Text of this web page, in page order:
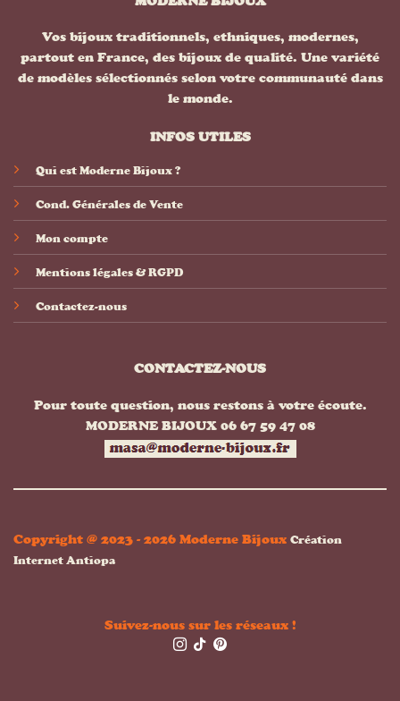
Vos bijoux traditionnels, ethniques, modernes,
partout en France, des bijoux de qualité. Une variété
de modèles sélectionnés selon votre communauté dans
le monde.
INFOS UTILES
Qui est Moderne Bijoux ?
Cond. Générales de Vente
Mon compte
Mentions légales & RGPD
Contactez-nous
CONTACTEZ-NOUS
Pour toute question, nous restons à votre écoute.
MODERNE BIJOUX 06 67 59 47 08
Copyright @ 2023 - 2026 Moderne Bijoux Création
Internet Antiopa
Suivez-nous sur les réseaux !